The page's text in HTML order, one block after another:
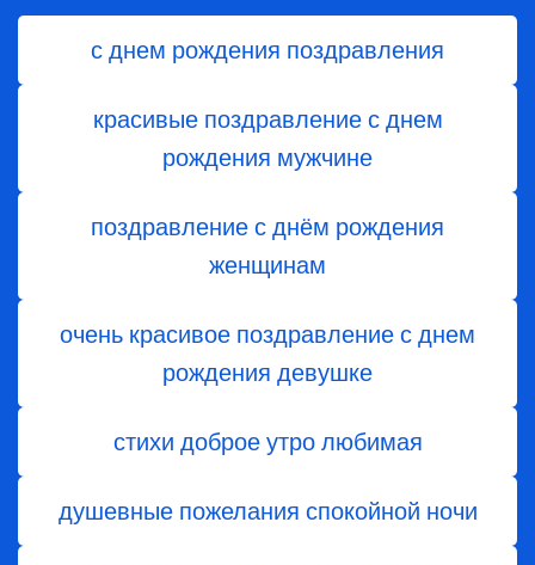
с днем рождения поздравления
красивые поздравление с днем
рождения мужчине
поздравление с днём рождения
женщинам
очень красивое поздравление с днем
рождения девушке
стихи доброе утро любимая
душевные пожелания спокойной ночи